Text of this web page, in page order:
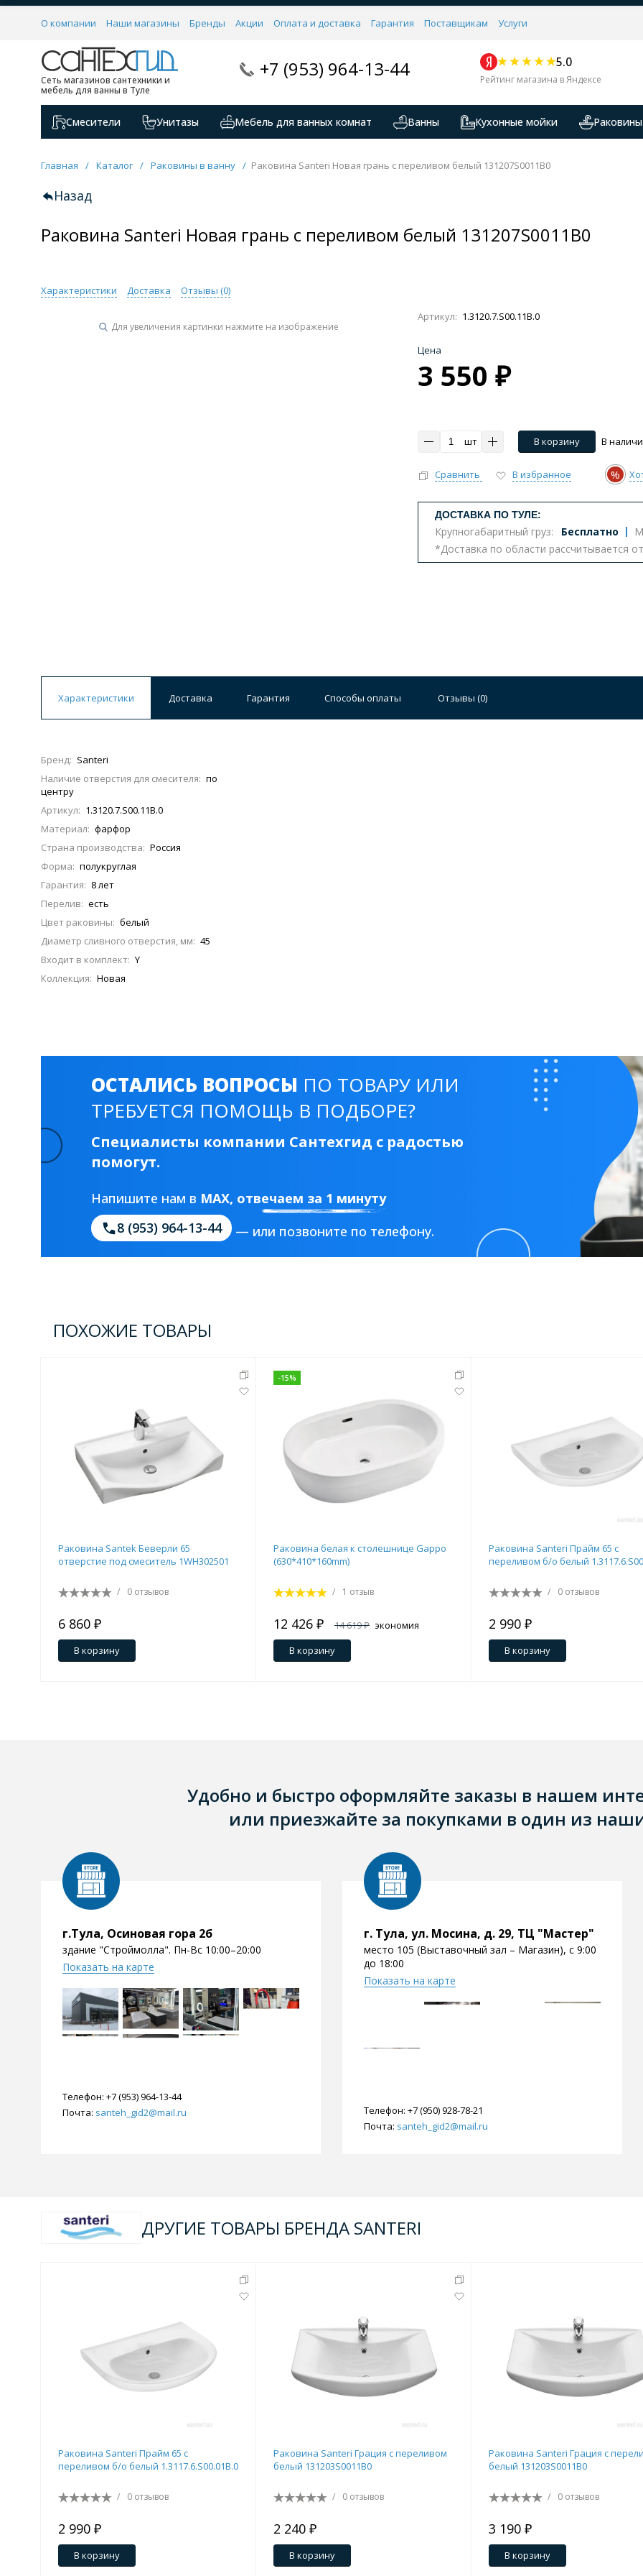
О компании Наши магазины Бренды Акции Оплата и доставка Гарантия Поставщикам Услуги
Сеть магазинов сантехники и
мебель для ванны в Туле
+7 (953) 964-13-44 5.0
Рейтинг магазина в Яндексе
Смесители Унитазы Мебель для ванных комнат Ванны Кухонные мойки Раковины
Главная / Каталог / Раковины в ванну / Раковина Santeri Новая грань с переливом белый 131207S0011B0
Назад
Раковина Santeri Новая грань с переливом белый 131207S0011B0
Характеристики Доставка Отзывы (0)
Для увеличения картинки нажмите на изображение
Артикул: 1.3120.7.S00.11B.0
Цена
3 550 ₽
шт В корзину В
Сравнить В избранное %
ДОСТАВКА ПО ТУЛЕ:
Крупногабаритный груз: Бесплатно
*Доставка по области рассчитывается
Характеристики Доставка Гарантия Способы оплаты Отзывы (0)
Бренд: Santeri
Наличие отверстия для смесителя: по
центру
Артикул: 1.3120.7.S00.11B.0
Материал: фарфор
Страна производства: Россия
Форма: полукруглая
Гарантия: 8 лет
Перелив: есть
Цвет раковины: белый
Диаметр сливного отверстия, мм: 45
Входит в комплект: Y
Коллекция: Новая
ОСТАЛИСЬ ВОПРОСЫ ПО ТОВАРУ ИЛИ
ТРЕБУЕТСЯ ПОМОЩЬ В ПОДБОРЕ?
Специалисты компании Сантехгид с радостью
помогут.
Напишите нам в MAX, отвечаем за 1 минуту
8 (953) 964-13-44
— или позвоните по телефону.
ПОХОЖИЕ ТОВАРЫ
Раковина Santek Беверли 65
отверстие под смеситель 1WH302501
/ 0 отзывов
6 860 ₽
В корзину
-15%
Раковина белая к столешнице Gappo
(630*410*160mm)
/ 1 отзыв
12 426 ₽ 14 619 ₽ экономия
2 193 ₽
В корзину
Раковина Santeri Прайм 65 с
переливом б/о белый
/ 0 отзывов
2 990 ₽
В корзину
Удобно и быстро оформляйте заказы в нашем
или приезжайте за покупками в один из
г.Тула, Осиновая гора 2б
здание "Строймолла". Пн-Вс 10:00–20:00
Показать на карте
Телефон: +7 (953) 964-13-44
Почта: santeh_gid2@mail.ru
г. Тула, ул. Мосина, д. 29, ТЦ "Мастер"
место 105 (Выставочный зал – Магазин), с 9:00
до 18:00
Показать на карте
Телефон: +7 (950) 928-78-21
Почта: santeh_gid2@mail.ru
ДРУГИЕ ТОВАРЫ БРЕНДА SANTERI
Раковина Santeri Прайм 65 с
переливом б/о белый 1.3117.6.S00.01B.0
/ 0 отзывов
2 990 ₽
В корзину
Раковина Santeri Грация с переливом
белый 131203S0011B0
/ 0 отзывов
2 240 ₽
В корзину
Раковина Santeri Грация с
белый 131203S0011B0
/ 0 отзывов
3 190 ₽
В корзину